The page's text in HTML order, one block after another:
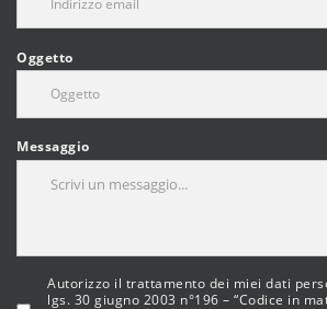
Oggetto
Messaggio
Autorizzo il trattamento dei miei dati
lgs. 30 giugno 2003 n°196 – “Codice in